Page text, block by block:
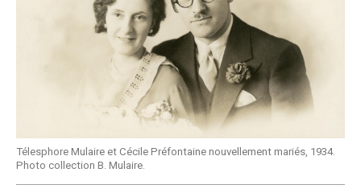
Télesphore Mulaire et Cécile Préfontaine nouvellement mariés, 1934.
Photo collection B. Mulaire.